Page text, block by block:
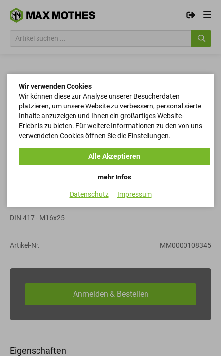
Gewindestifte
DIN 417 - M16x25
Artikel-Nr. MM0000108345
Eigenschaften
Wir verwenden Cookies
Wir können diese zur Analyse unserer Besucherdaten
platzieren, um unsere Website zu verbessern, personalisierte
Inhalte anzuzeigen und Ihnen ein großartiges Website-
Erlebnis zu bieten. Für weitere Informationen zu den von uns
verwendeten Cookies öffnen Sie die Einstellungen.
mehr Infos
Alle Akzeptieren
Datenschutz Impressum